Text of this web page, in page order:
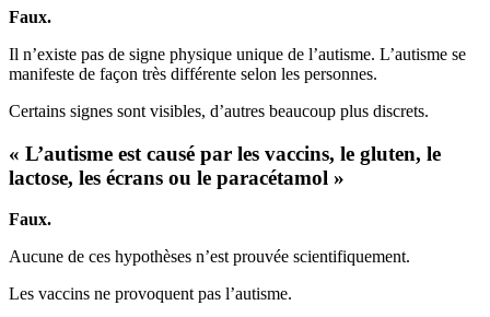
Faux.
Il n’existe pas de signe physique unique de l’autisme. L’autisme se
manifeste de façon très différente selon les personnes.
Certains signes sont visibles, d’autres beaucoup plus discrets.
« L’autisme est causé par les vaccins, le gluten, le
lactose, les écrans ou le paracétamol »
Faux.
Aucune de ces hypothèses n’est prouvée scientifiquement.
Les vaccins ne provoquent pas l’autisme.